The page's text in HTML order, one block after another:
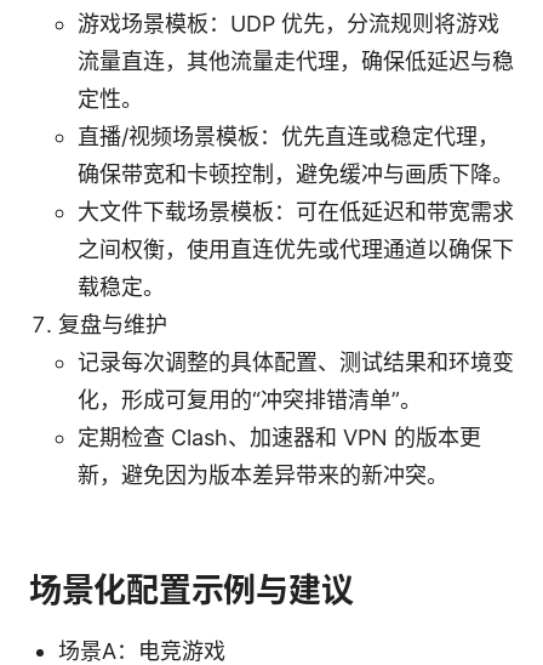
游戏场景模板：UDP 优先，分流规则将游戏
流量直连，其他流量走代理，确保低延迟与稳
定性。
直播/视频场景模板：优先直连或稳定代理，
确保带宽和卡顿控制，避免缓冲与画质下降。
大文件下载场景模板：可在低延迟和带宽需求
之间权衡，使用直连优先或代理通道以确保下
载稳定。
复盘与维护
记录每次调整的具体配置、测试结果和环境变
化，形成可复用的“冲突排错清单”。
定期检查 Clash、加速器和 VPN 的版本更
新，避免因为版本差异带来的新冲突。
场景化配置示例与建议
场景A：电竞游戏